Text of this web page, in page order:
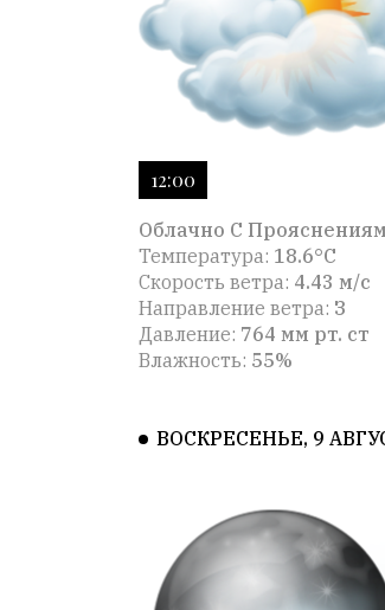
12:00
Облачно С
Температура: 18.6°C
Скорость ветра: 4.43 м/с
Направление ветра: З
Давление: 764 мм рт. ст
Влажность: 55%
ВОСКРЕСЕНЬЕ, 9